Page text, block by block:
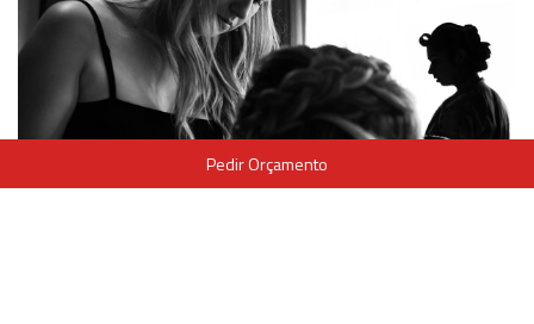
Pedir Orçamento